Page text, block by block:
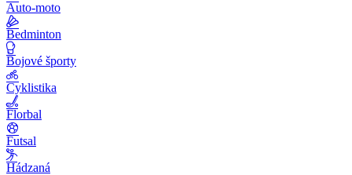
Auto-moto
Bedminton
Bojové športy
Cyklistika
Florbal
Futsal
Hádzaná